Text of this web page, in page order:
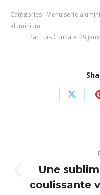
Catégories : Menuiserie
aluminium
Par Luis Cunha 29
X
article
Une
coulissante